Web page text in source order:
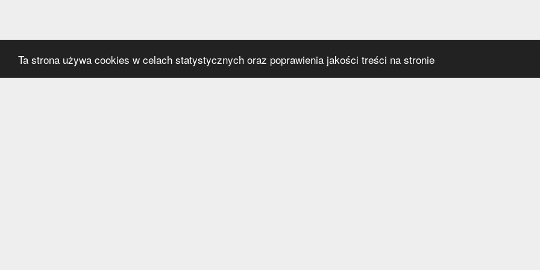
Ta strona używa cookies w celach statystycznych oraz poprawienia jakości treści na stronie